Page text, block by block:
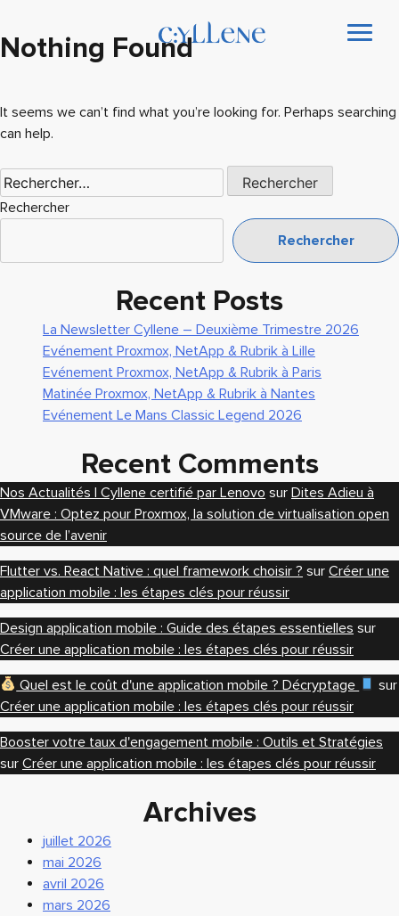
Nothing Found
It seems we can’t find what you’re looking for. Perhaps searching
can help.
Rechercher :
Rechercher
Rechercher
Recent Posts
La Newsletter Cyllene – Deuxième Trimestre 2026
Evénement Proxmox, NetApp & Rubrik à Lille
Evénement Proxmox, NetApp & Rubrik à Paris
Matinée Proxmox, NetApp & Rubrik à Nantes
Evénement Le Mans Classic Legend 2026
Recent Comments
Nos Actualités | Cyllene certifié par Lenovo sur Dites Adieu à
VMware : Optez pour Proxmox, la solution de virtualisation open
source de l’avenir
Flutter vs. React Native : quel framework choisir ? sur Créer une
application mobile : les étapes clés pour réussir
Design application mobile : Guide des étapes essentielles sur
Créer une application mobile : les étapes clés pour réussir
Quel est le coût d'une application mobile ? Décryptage
sur
Créer une application mobile : les étapes clés pour réussir
Booster votre taux d'engagement mobile : Outils et Stratégies
sur Créer une application mobile : les étapes clés pour réussir
Archives
juillet 2026
mai 2026
avril 2026
mars 2026